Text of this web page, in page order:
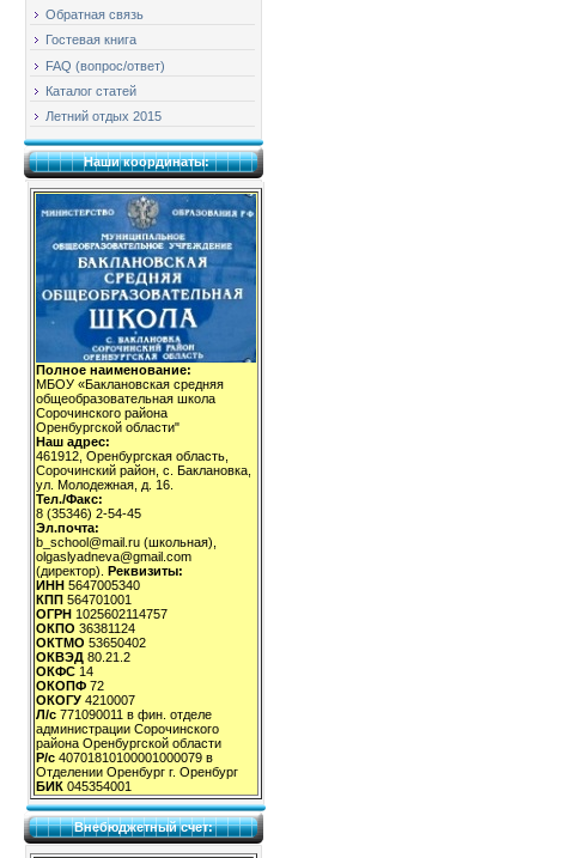
Обратная связь
Гостевая книга
FAQ (вопрос/ответ)
Каталог статей
Летний отдых 2015
Наши координаты:
Полное наименование:
МБОУ «Баклановская средняя
общеобразовательная школа
Сорочинского района
Оренбургской области"
Наш адрес:
461912, Оренбургская область,
Сорочинский район, с. Баклановка,
ул. Молодежная, д. 16.
Тел./Факс:
8 (35346) 2-54-45
Эл.почта:
b_school@mail.ru (школьная),
olgaslyadneva@gmail.com
(директор). Реквизиты:
ИНН 5647005340
КПП 564701001
ОГРН 1025602114757
ОКПО 36381124
ОКТМО 53650402
ОКВЭД 80.21.2
ОКФС 14
ОКОПФ 72
ОКОГУ 4210007
Л/с 771090011 в фин. отделе
администрации Сорочинского
района Оренбургской области
Р/с 40701810100001000079 в
Отделении Оренбург г. Оренбург
БИК 045354001
Внебюджетный счет: